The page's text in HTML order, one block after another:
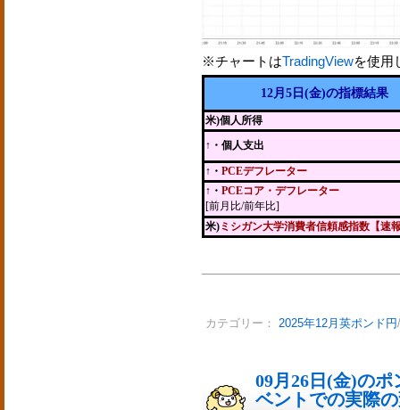
※チャートはTradingViewを使用
12月5日(金)の指標結果
米)個人所得
↑・個人支出
↑・ PCEデフレーター
↑・ PCEコア・デフレーター
[前月比/前年比]
米) ミシガン大学消費者信頼感指数【速
カテゴリー： 2025年12月英ポンド円
09月26日(金)の
ベントでの実際